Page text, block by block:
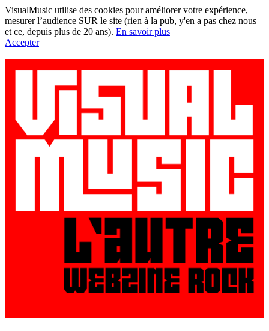
VisualMusic utilise des cookies pour améliorer votre expérience,
mesurer l’audience SUR le site (rien à la pub, y'en a pas chez nous
et ce, depuis plus de 20 ans). En savoir plus
Accepter